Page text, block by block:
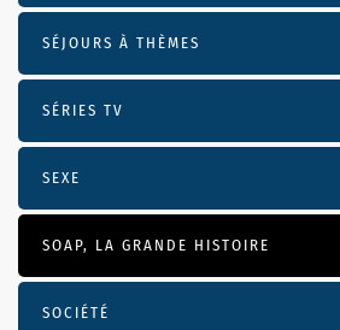
SÉJOURS À THÈMES
SÉRIES TV
SEXE
SOAP, LA GRANDE HISTOIRE
SOCIÉTÉ